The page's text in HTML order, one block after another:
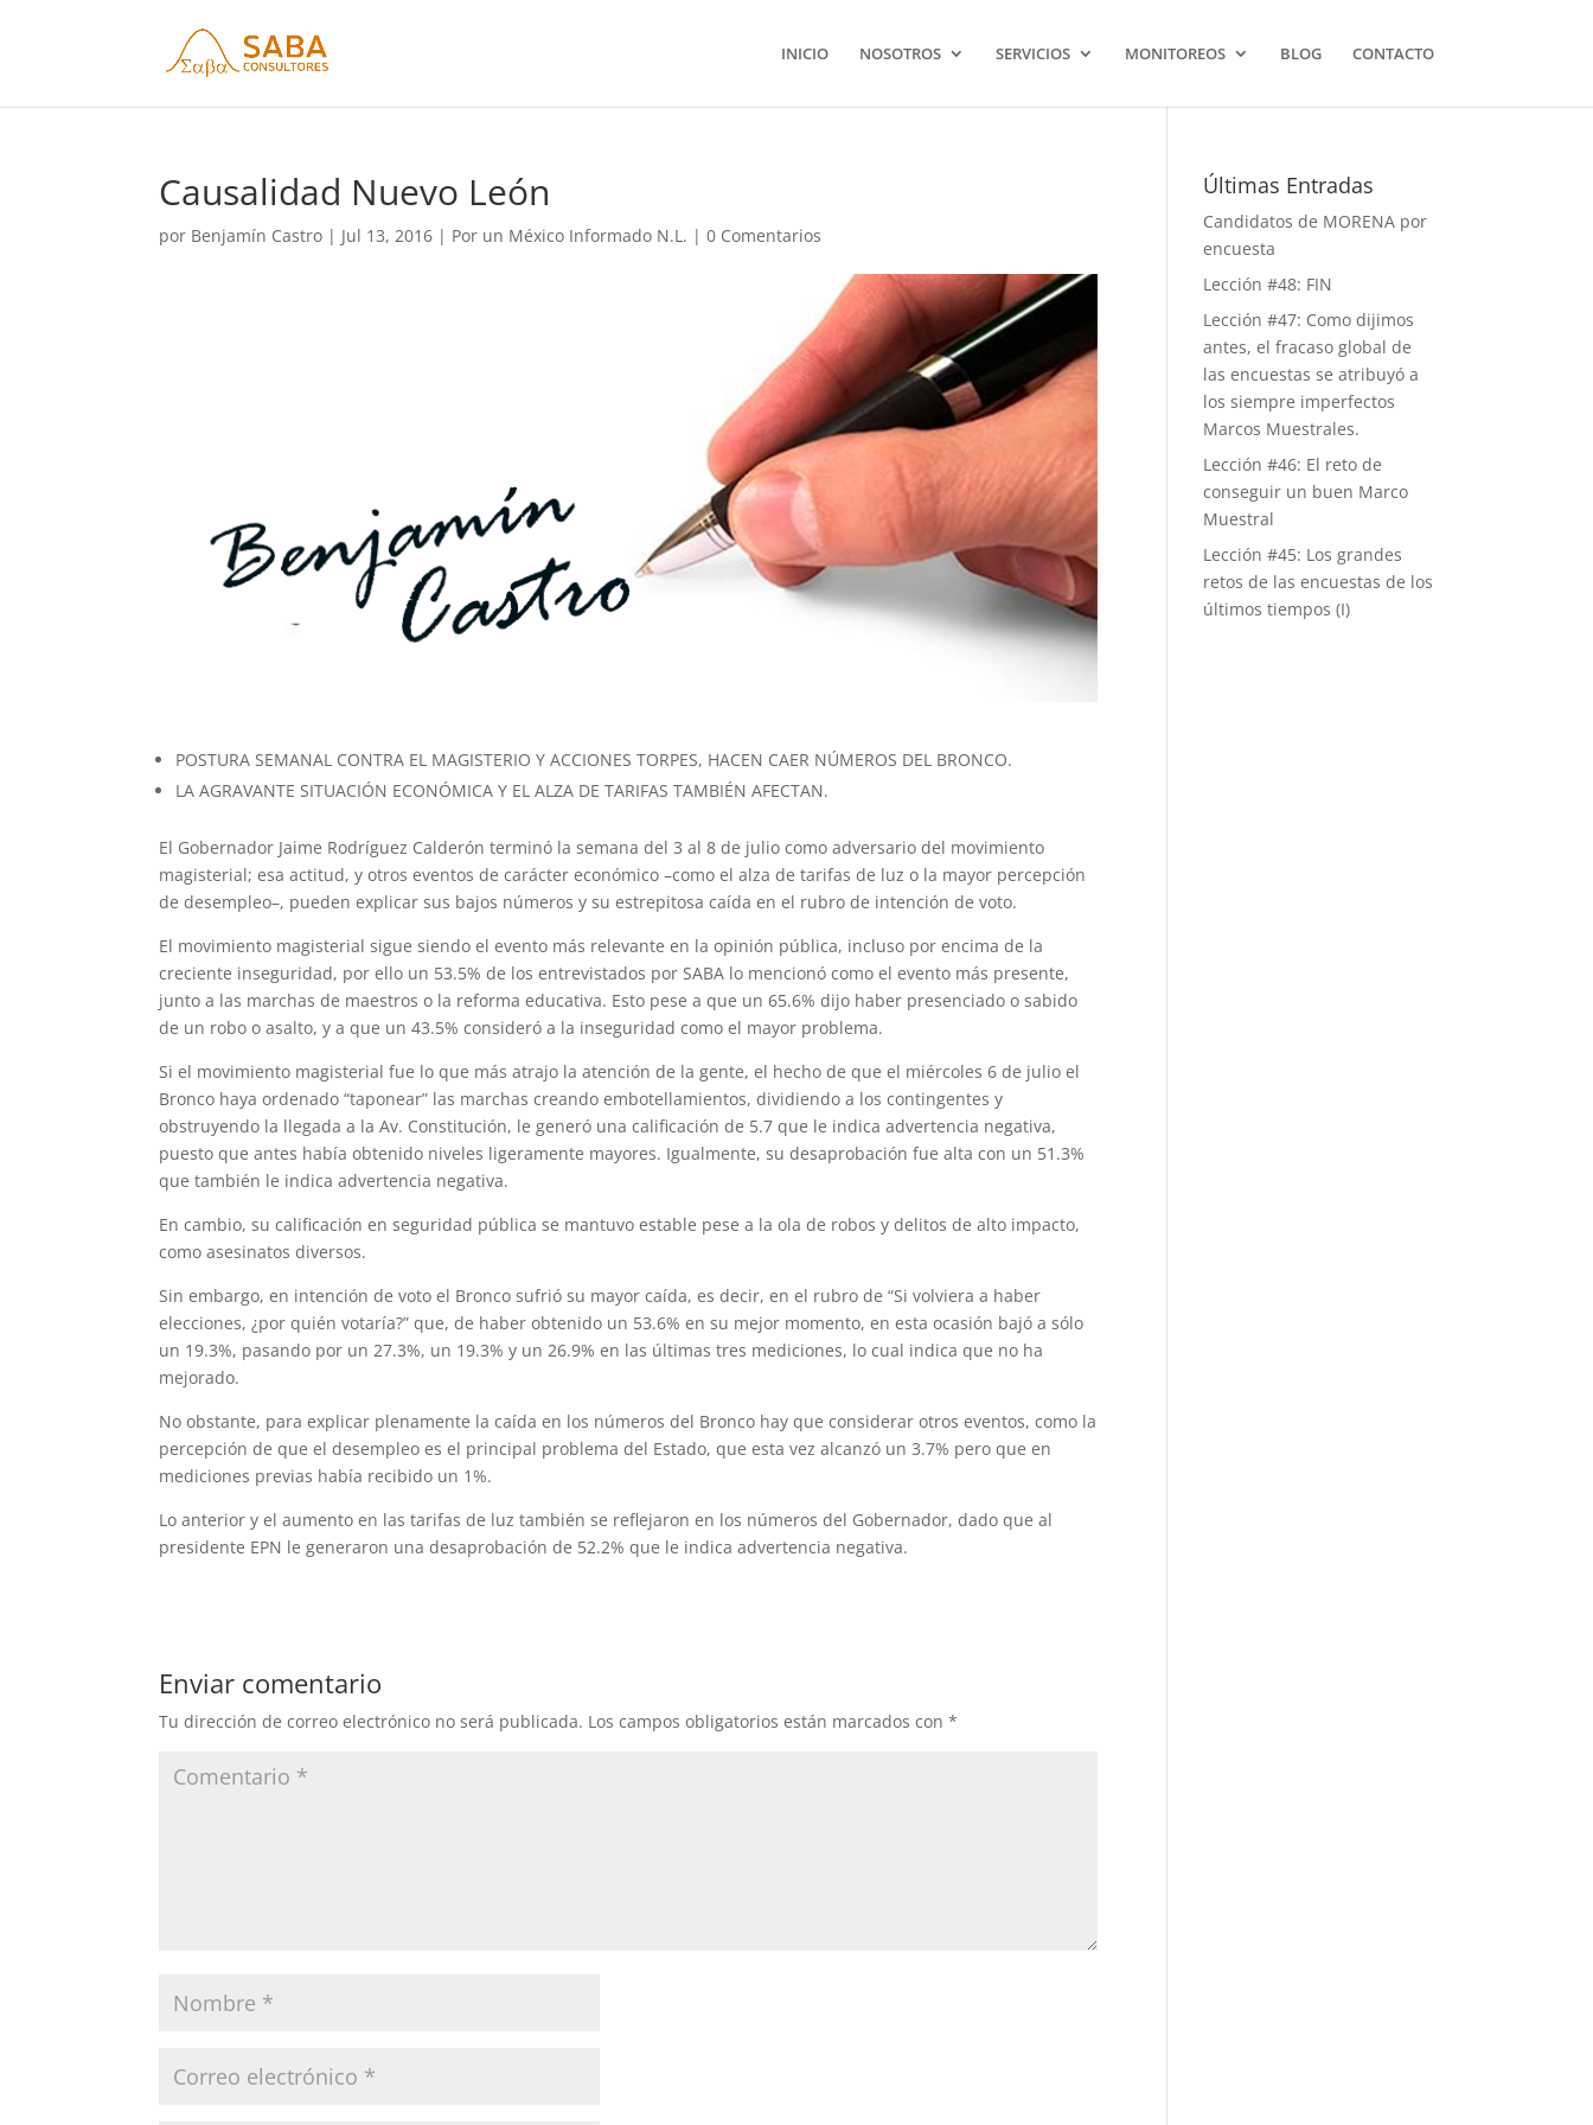
INICIO NOSOTROS SERVICIOS MONITOREOS BLOG CONTACTO
Causalidad Nuevo León
por Benjamín Castro | Jul 13, 2016 | Por un México Informado N.L. |0 Comentarios
POSTURA SEMANAL CONTRA EL MAGISTERIO Y ACCIONES TORPES, HACEN CAER NÚMEROS DEL BRONCO.
LA AGRAVANTE SITUACIÓN ECONÓMICA Y EL ALZA DE TARIFAS TAMBIÉN AFECTAN.
El Gobernador Jaime Rodríguez Calderón terminó la semana del 3 al 8 de julio como adversario del movimiento
magisterial; esa actitud, y otros eventos de carácter económico –como el alza de tarifas de luz o la mayor percepción
de desempleo–, pueden explicar sus bajos números y su estrepitosa caída en el rubro de intención de voto.
El movimiento magisterial sigue siendo el evento más relevante en la opinión pública, incluso por encima de la
creciente inseguridad, por ello un 53.5% de los entrevistados por SABA lo mencionó como el evento más presente,
junto a las marchas de maestros o la reforma educativa. Esto pese a que un 65.6% dijo haber presenciado o sabido
de un robo o asalto, y a que un 43.5% consideró a la inseguridad como el mayor problema.
Si el movimiento magisterial fue lo que más atrajo la atención de la gente, el hecho de que el miércoles 6 de julio el
Bronco haya ordenado “taponear” las marchas creando embotellamientos, dividiendo a los contingentes y
obstruyendo la llegada a la Av. Constitución, le generó una calificación de 5.7 que le indica advertencia negativa,
puesto que antes había obtenido niveles ligeramente mayores. Igualmente, su desaprobación fue alta con un 51.3%
que también le indica advertencia negativa.
En cambio, su calificación en seguridad pública se mantuvo estable pese a la ola de robos y delitos de alto impacto,
como asesinatos diversos.
Sin embargo, en intención de voto el Bronco sufrió su mayor caída, es decir, en el rubro de “Si volviera a haber
elecciones, ¿por quién votaría?” que, de haber obtenido un 53.6% en su mejor momento, en esta ocasión bajó a sólo
un 19.3%, pasando por un 27.3%, un 19.3% y un 26.9% en las últimas tres mediciones, lo cual indica que no ha
mejorado.
No obstante, para explicar plenamente la caída en los números del Bronco hay que considerar otros eventos, como la
percepción de que el desempleo es el principal problema del Estado, que esta vez alcanzó un 3.7% pero que en
mediciones previas había recibido un 1%.
Lo anterior y el aumento en las tarifas de luz también se reflejaron en los números del Gobernador, dado que al
presidente EPN le generaron una desaprobación de 52.2% que le indica advertencia negativa.
Enviar comentario
Tu dirección de correo electrónico no será publicada. Los campos obligatorios están marcados con*
Últimas Entradas
Candidatos de MORENA por
encuesta
Lección #48: FIN
Lección #47: Como dijimos
antes, el fracaso global de
las encuestas se atribuyó a
los siempre imperfectos
Marcos Muestrales.
Lección #46: El reto de
conseguir un buen Marco
Muestral
Lección #45: Los grandes
retos de las encuestas de los
últimos tiempos (I)